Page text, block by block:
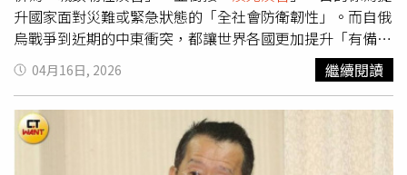
戰略藍圖。荊元宙則從作戰角度切入，他強調，外界常流於
討論美軍協防台灣的意志和能力，卻忽略了關鍵的實質作戰
情況。美軍每年的聯合演習高達4、50次，若國軍仍在使用
落後、過時的通訊技術，開戰時根本無法與美軍討論聯合作
戰。過去常說「作戰靠指揮，指揮靠通信」，今日必須修正
為「作戰靠指揮，指揮靠 C4ISR（指管通資情監偵）」，而
C4ISR 的底層，仍然靠韌性通信與資料鏈。荊元宙警告，兩
岸若爆發衝突，必然由高強度的電子戰攻擊拉開序幕。如果
升國家面對災難或緊急狀態的「全社會防衛韌性」。而自俄
烏戰爭到近期的中東衝突，都讓世界各國更加提升「有備無
患」的韌性意識。卓榮泰指出，今（2026）年的城鎮韌性
演習有3大重點。首先，第1個重點是持續提高各項衝突情境
預防性疏散撤離、大量傷患醫療、緊急醫療區域開設、交通
運行管制，以及心理防衛等項目，以達保護國人及維持社會
運作的目標。請內政部、交通部及衛生福利部等相關部會全
04月16日, 2026 繼續閱讀